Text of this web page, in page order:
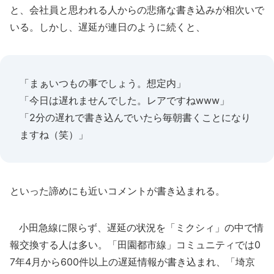
と、会社員と思われる人からの悲痛な書き込みが相次いで
いる。しかし、遅延が連日のように続くと、
「まぁいつもの事でしょう。想定内」
「今日は遅れませんでした。レアですねwww」
「2分の遅れで書き込んでいたら毎朝書くことになり
ますね（笑）」
といった諦めにも近いコメントが書き込まれる。
小田急線に限らず、遅延の状況を「ミクシィ」の中で情
報交換する人は多い。「田園都市線」コミュニティでは0
7年4月から600件以上の遅延情報が書き込まれ、「埼京